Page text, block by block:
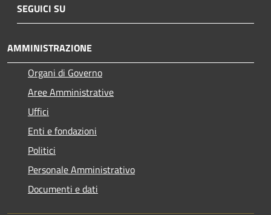
SEGUICI SU
AMMINISTRAZIONE
Organi di Governo
Aree Amministrative
Uffici
Enti e fondazioni
Politici
Personale Amministrativo
Documenti e dati